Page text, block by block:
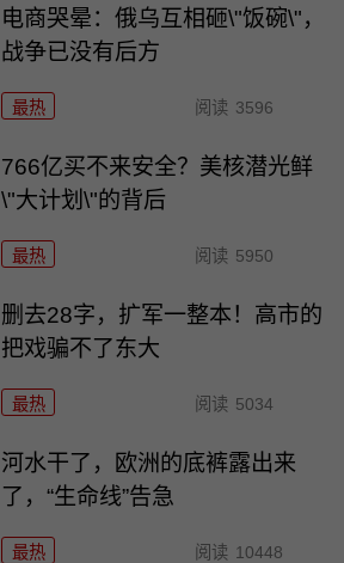
电商哭晕：俄乌互相砸\"饭碗\"，
战争已没有后方
最热 阅读 3596
766亿买不来安全？美核潜光鲜
\"大计划\"的背后
最热 阅读 5950
删去28字，扩军一整本！高市的
把戏骗不了东大
最热 阅读 5034
河水干了，欧洲的底裤露出来
了，“生命线”告急
最热 阅读 10448